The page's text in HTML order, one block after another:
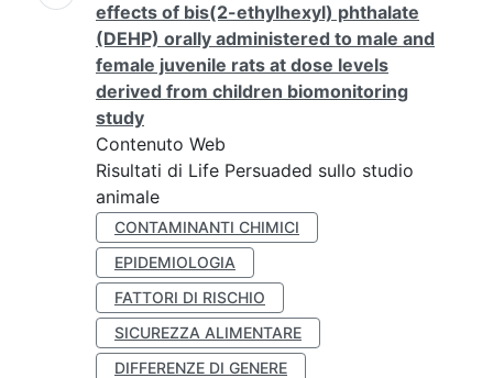
effects of bis(2-ethylhexyl) phthalate
(DEHP) orally administered to male and
female juvenile rats at dose levels
derived from children biomonitoring
study
Contenuto Web
Risultati di Life Persuaded sullo studio
animale
CONTAMINANTI CHIMICI
EPIDEMIOLOGIA
FATTORI DI RISCHIO
SICUREZZA ALIMENTARE
DIFFERENZE DI GENERE